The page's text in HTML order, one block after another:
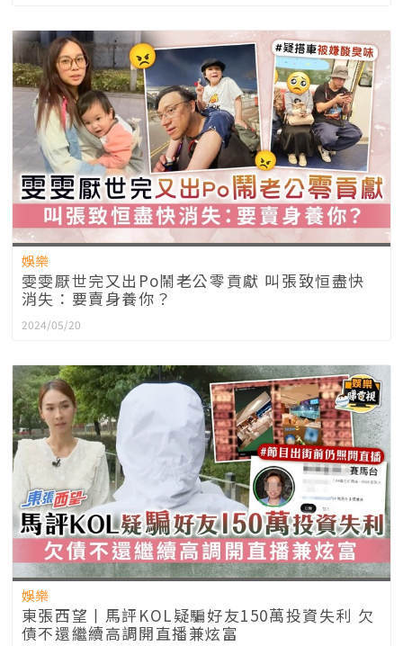
娛樂
雯雯厭世完又出Po鬧老公零貢獻 叫張致恒盡快
消失：要賣身養你？
2024/05/20
娛樂
東張西望丨馬評KOL疑騙好友150萬投資失利 欠
債不還繼續高調開直播兼炫富